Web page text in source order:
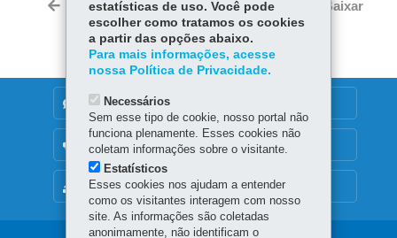
ok
itt
er
Ap
Voltar Início Imprimir Baixar
MAPA DO SITE
DENUNCIE CORRUPÇÃO
OUVIDORIA
estatísticas de uso. Você pode
escolher como tratamos os cookies
a partir das opções abaixo.
Para mais informações, acesse
nossa Política de Privacidade.
Necessários
Sem esse tipo de cookie, nosso portal não
funciona plenamente. Esses cookies não
coletam informações sobre o visitante.
Estatísticos
Esses cookies nos ajudam a entender
como os visitantes interagem com nosso
site. As informações são coletadas
anonimamente, não identificam o